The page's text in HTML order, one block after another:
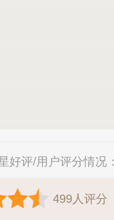
好评/用户评分情况：
499 人评分